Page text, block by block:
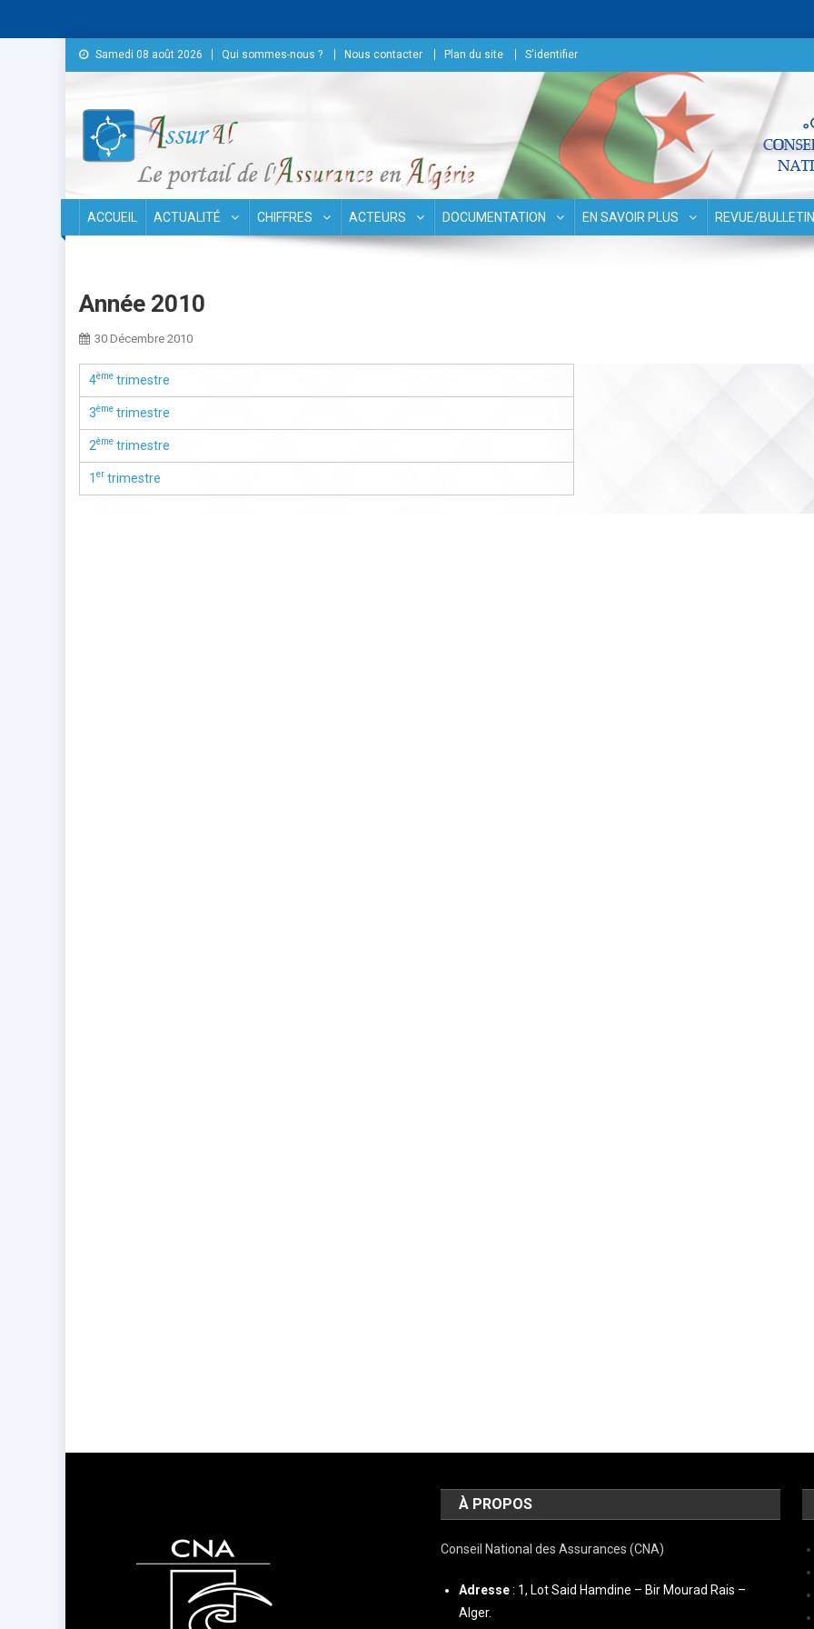
Skip to content
Samedi 08 août 2026 Qui sommes-nous ? Nous contacter Plan du site S'identifier
Conseil National des Assurances
ACCUEIL ACTUALITÉ CHIFFRES ACTEURS DOCUMENTATION EN SAVOIR PLUS REVUE/BULLETIN
Année 2010
30 Décembre 2010
4ème trimestre
3ème trimestre
2ème trimestre
1 er trimestre
À PROPOS
Conseil National des Assurances (CNA)
Adresse: 1, Lot Said Hamdine – Bir Mourad Rais –
Alger.